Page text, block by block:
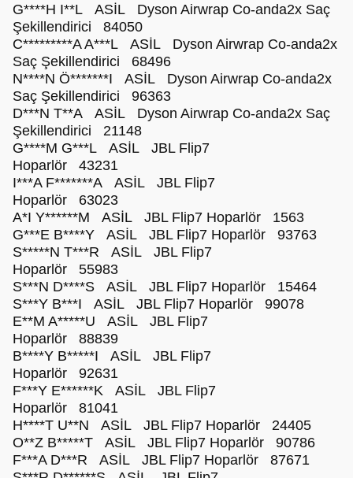
G****H I**L ASİL Dyson Airwrap Co-anda2x Saç
Şekillendirici 84050
C*********A A***L ASİL Dyson Airwrap Co-anda2x
Saç Şekillendirici 68496
N****N Ö*******I ASİL Dyson Airwrap Co-anda2x
Saç Şekillendirici 96363
D***N T**A ASİL Dyson Airwrap Co-anda2x Saç
Şekillendirici 21148
G****M G***L ASİL JBL Flip7
Hoparlör 43231
I***A F*******A ASİL JBL Flip7
Hoparlör 63023
A*I Y******M ASİL JBL Flip7 Hoparlör 1563
G***E B****Y ASİL JBL Flip7 Hoparlör 93763
S*****N T***R ASİL JBL Flip7
Hoparlör 55983
S***N D****S ASİL JBL Flip7 Hoparlör 15464
S***Y B***I ASİL JBL Flip7 Hoparlör 99078
E**M A*****U ASİL JBL Flip7
Hoparlör 88839
B****Y B*****I ASİL JBL Flip7
Hoparlör 92631
F***Y E******K ASİL JBL Flip7
Hoparlör 81041
H****T U**N ASİL JBL Flip7 Hoparlör 24405
O**Z B*****T ASİL JBL Flip7 Hoparlör 90786
F***A D***R ASİL JBL Flip7 Hoparlör 87671